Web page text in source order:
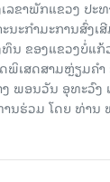
ຂາພັກແຂວງ ປ
ະກໍາມະການສົ່ງ
ຂອງແຂວງບໍ່ແ
ເສດສາມຫຼ່ຽມຄ
ພອນວັນ ອຸທະວົ
ນຮ່ວມ ໂດຍ ທ່າ